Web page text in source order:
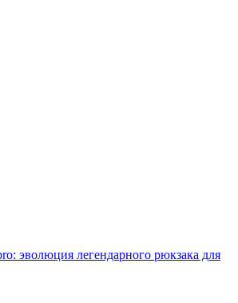
эволюция легендарного рюкзака для